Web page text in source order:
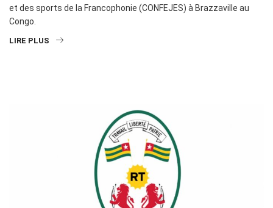
et des sports de la Francophonie (CONFEJES) à Brazzaville au
Congo.
LIRE PLUS